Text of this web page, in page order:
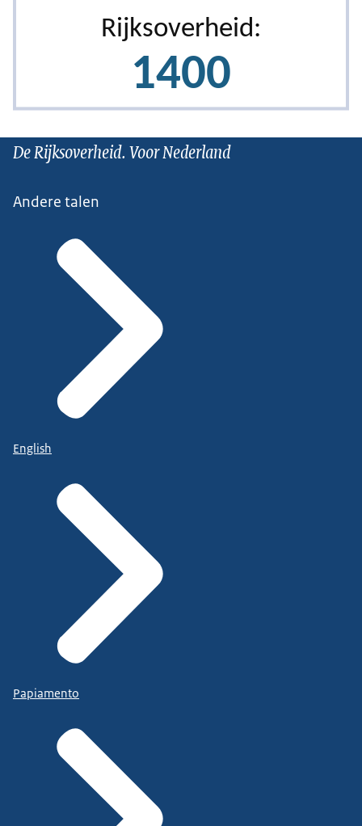
De Rijksoverheid. Voor Nederland
Andere talen
English
Papiamento